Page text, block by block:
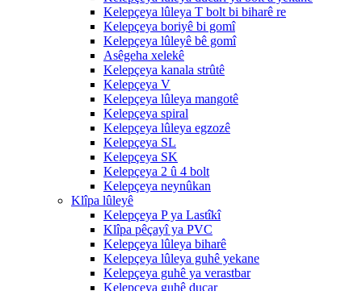
Kelepçeya lûleya T bolt bi biharê re
Kelepçeya boriyê bi gomî
Kelepçeya lûleyê bê gomî
Asêgeha xelekê
Kelepçeya kanala strûtê
Kelepçeya V
Kelepçeya lûleya mangotê
Kelepçeya spiral
Kelepçeya lûleya egzozê
Kelepçeya SL
Kelepçeya SK
Kelepçeya 2 û 4 bolt
Kelepçeya neynûkan
Klîpa lûleyê
Kelepçeya P ya Lastîkî
Klîpa pêçayî ya PVC
Kelepçeya lûleya biharê
Kelepçeya lûleya guhê yekane
Kelepçeya guhê ya verastbar
Kelepçeya guhê ducar